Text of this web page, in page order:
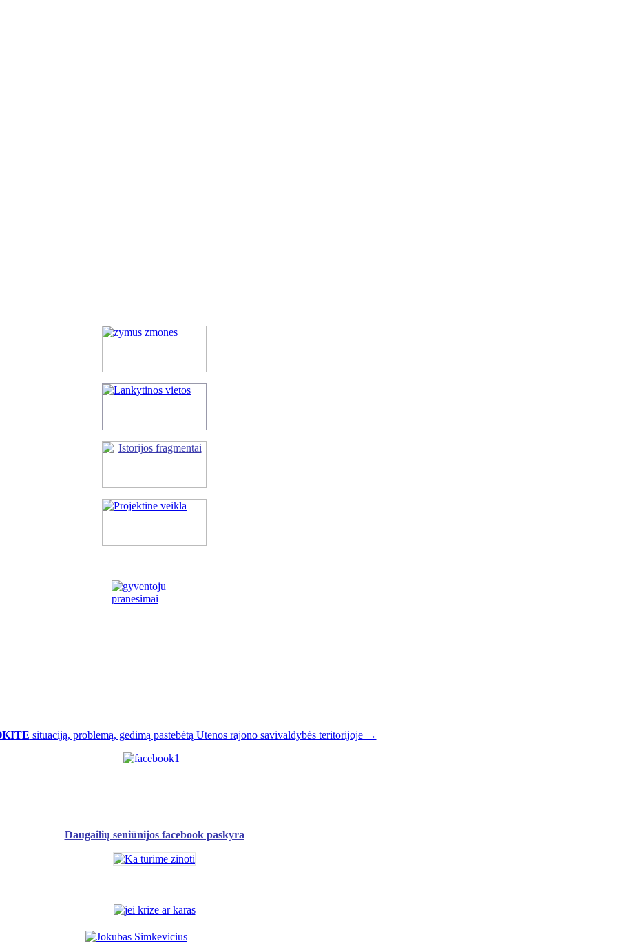
situaciją, problemą, gedimą pastebėtą Utenos rajono savivaldybės teritorijoje →
Daugailių seniūnijos facebook paskyra